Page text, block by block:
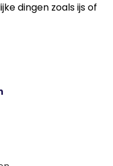
dingen zoals ijs of